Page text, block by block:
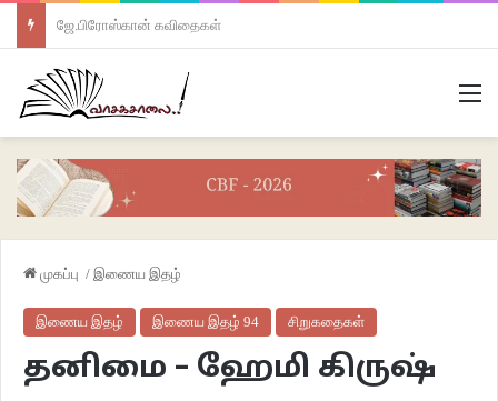
ஜே.பிரோஸ்கான் கவிதைகள்
முகப்பு / இணைய இதழ்
இணைய இதழ் இணைய இதழ் 94 சிறுகதைகள்
தனிமை – ஹேமி கிருஷ்